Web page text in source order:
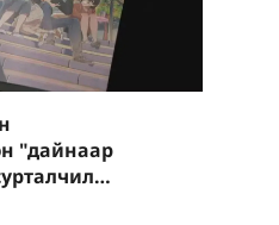
"дайнаар